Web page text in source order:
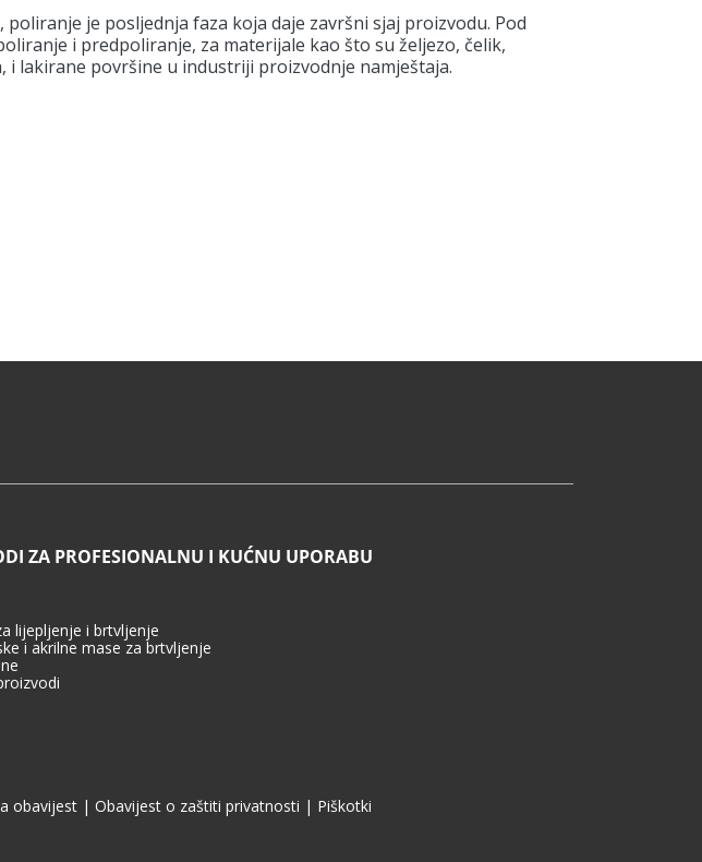
je posljednja faza koja daje završni sjaj proizvodu. Pod
i predpoliranje, za materijale kao što su željezo, čelik,
lakirane površine u industriji proizvodnje namještaja.
ZA PROFESIONALNU I KUĆNU UPORABU
lijepljenje i brtvljenje
i akrilne mase za brtvljenje
obavijest | Obavijest o zaštiti privatnosti | Piškotki